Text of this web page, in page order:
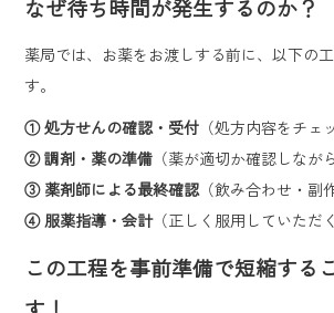
なぜ待ち時間が発生するのか？
薬局では、お薬をお渡しする前に、以下の
す。
① 処方せんの確認・受付 （処方内容をチェ
② 調剤・薬の準備 （薬が適切か確認しなが
③ 薬剤師による最終確認 （飲み合わせ・副
④ 服薬指導・会計（正しく服用していただ
この工程を事前準備で短縮する